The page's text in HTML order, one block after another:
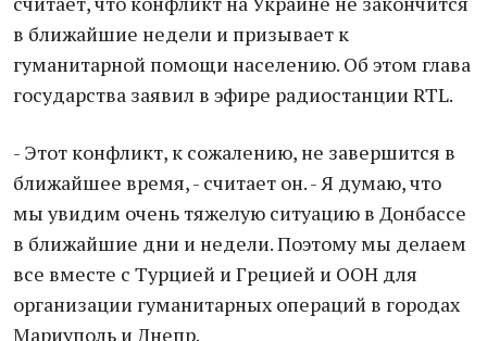
в ближайшие недели и призывает к
гуманитарной помощи населению. Об этом глава
государства заявил в эфире радиостанции RTL.
- Этот конфликт, к сожалению, не завершится в
ближaйшее время, - считает он. - Я думаю, что
мы увидим очень тяжелую ситуацию в Донбассе
в ближайшие дни и недели. Поэтому мы делаем
все вместе с Турцией и Грецией и ООН для
организaции гуманитарных операций в горoдах
Мариуполь и Днепр.